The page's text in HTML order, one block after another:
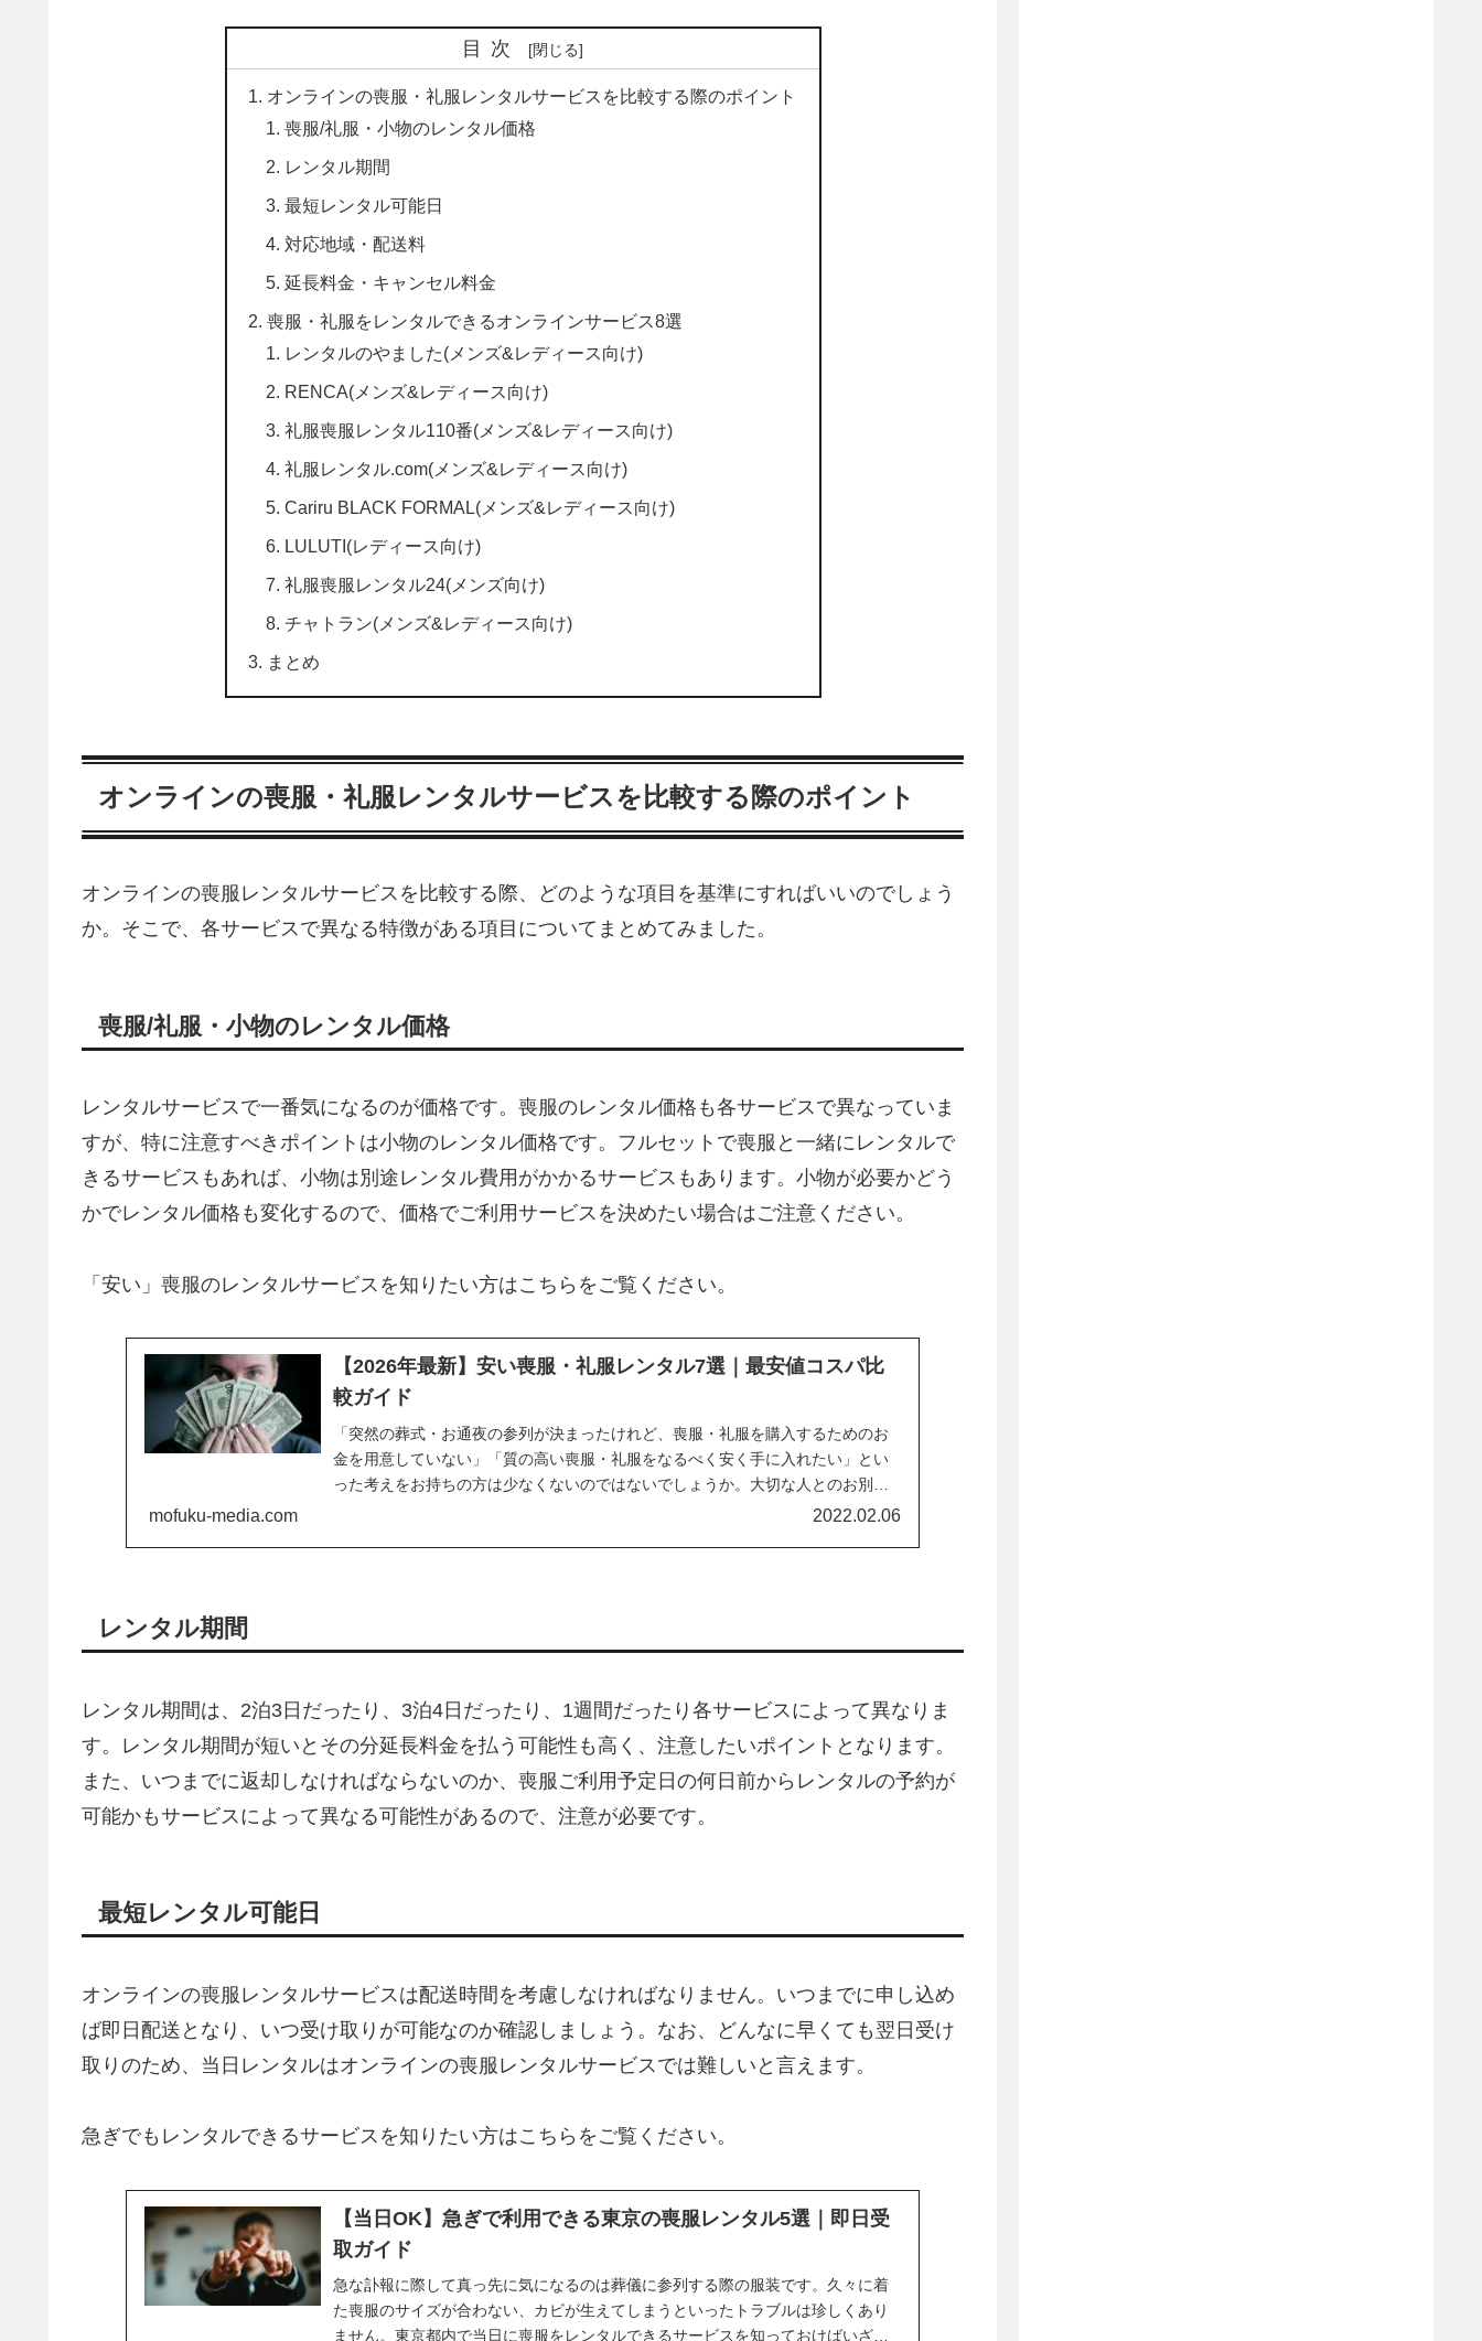
目次
オンラインの喪服・礼服レンタルサービスを比較する際のポイント
喪服/礼服・小物のレンタル価格
レンタル期間
最短レンタル可能日
対応地域・配送料
延長料金・キャンセル料金
喪服・礼服をレンタルできるオンラインサービス8選
レンタルのやました(メンズ&レディース向け)
RENCA(メンズ&レディース向け)
礼服喪服レンタル110番(メンズ&レディース向け)
礼服レンタル.com(メンズ&レディース向け)
Cariru BLACK FORMAL(メンズ&レディース向け)
LULUTI(レディース向け)
礼服喪服レンタル24(メンズ向け)
チャトラン(メンズ&レディース向け)
まとめ
オンラインの喪服・礼服レンタルサービスを比較する際のポイント
オンラインの喪服レンタルサービスを比較する際、どのような項目を基準にすればいいのでしょう
か。そこで、各サービスで異なる特徴がある項目についてまとめてみました。
喪服/礼服・小物のレンタル価格
レンタルサービスで一番気になるのが価格です。喪服のレンタル価格も各サービスで異なっていま
すが、特に注意すべきポイントは小物のレンタル価格です。フルセットで喪服と一緒にレンタルで
きるサービスもあれば、小物は別途レンタル費用がかかるサービスもあります。小物が必要かどう
かでレンタル価格も変化するので、価格でご利用サービスを決めたい場合はご注意ください。
「安い」喪服のレンタルサービスを知りたい方はこちらをご覧ください。
【2026年最新】安い喪服・礼服レンタル7選｜最安値コスパ比
較ガイド
「突然の葬式・お通夜の参列が決まったけれど、喪服・礼服を購入するためのお
金を用意していない」「質の高い喪服・礼服をなるべく安く手に入れたい」とい
った考えをお持ちの方は少なくないのではないでしょうか。大切な人とのお別れ
mofuku-media.com 2022.02.06
レンタル期間
レンタル期間は、2泊3日だったり、3泊4日だったり、1週間だったり各サービスによって異なりま
す。レンタル期間が短いとその分延長料金を払う可能性も高く、注意したいポイントとなります。
また、いつまでに返却しなければならないのか、喪服ご利用予定日の何日前からレンタルの予約が
可能かもサービスによって異なる可能性があるので、注意が必要です。
最短レンタル可能日
オンラインの喪服レンタルサービスは配送時間を考慮しなければなりません。いつまでに申し込め
ば即日配送となり、いつ受け取りが可能なのか確認しましょう。なお、どんなに早くても翌日受け
取りのため、当日レンタルはオンラインの喪服レンタルサービスでは難しいと言えます。
急ぎでもレンタルできるサービスを知りたい方はこちらをご覧ください。
【当日OK】急ぎで利用できる東京の喪服レンタル5選｜即日受
取ガイド
急な訃報に際して真っ先に気になるのは葬儀に参列する際の服装です。久々に着
た喪服のサイズが合わない、カビが生えてしまうといったトラブルは珍しくあり
ません。東京都内で当日に喪服をレンタルできるサービスを知っておけばいざと